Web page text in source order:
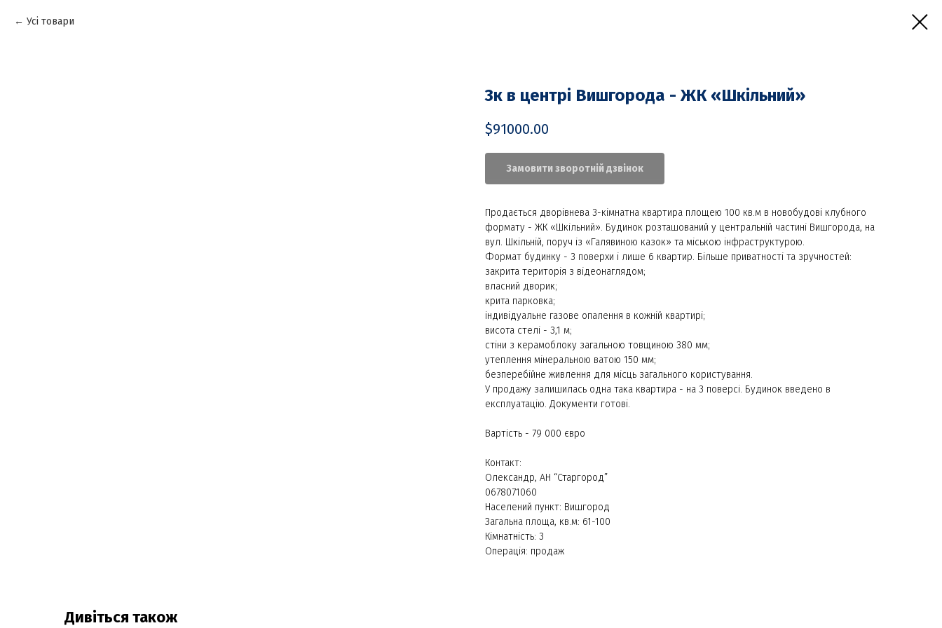
Усі товари
3к в центрі Вишгорода - ЖК «Шкільний»
$91000.00
Замовити зворотній дзвінок
Продається дворівнева 3-кімнатна квартира площею 100 кв.м в новобудові клубного
формату - ЖК «Шкільний». Будинок розташований у центральній частині Вишгорода, на
вул. Шкільній, поруч із «Галявиною казок» та міською інфраструктурою.
Формат будинку - 3 поверхи і лише 6 квартир. Більше приватності та зручностей:
закрита територія з відеонаглядом;
власний дворик;
крита парковка;
індивідуальне газове опалення в кожній квартирі;
висота стелі - 3,1 м;
стіни з керамоблоку загальною товщиною 380 мм;
утеплення мінеральною ватою 150 мм;
безперебійне живлення для місць загального користування.
У продажу залишилась одна така квартира - на 3 поверсі. Будинок введено в
експлуатацію. Документи готові.
Вартість - 79 000 євро
Контакт:
Олександр, АН “Старгород”
0678071060
Населений пункт: Вишгород
Загальна площа, кв.м: 61-100
Кімнатність: 3
Операція: продаж
Дивіться також